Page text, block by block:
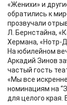
«Женихи» и
обратились к
прозвучали
Л. Бернстайна,
Хермана, «Нотр-
На юбилейном
Аркадий Зинов
частый гость
«Мы все
номинациям на
для целого края.